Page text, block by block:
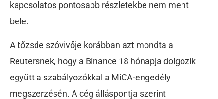
kapcsolatos pontosabb részletekbe nem ment
bele.
A tőzsde szóvivője korábban azt mondta a
Reutersnek, hogy a Binance 18 hónapja dolgozik
együtt a szabályozókkal a MiCA-engedély
megszerzésén. A cég álláspontja szerint